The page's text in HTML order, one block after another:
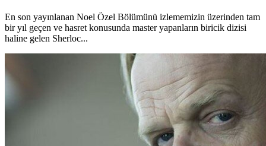
En son yayınlanan Noel Özel Bölümünü izlememizin üzerinden tam
bir yıl geçen ve hasret konusunda master yapanların biricik dizisi
haline gelen Sherloc...